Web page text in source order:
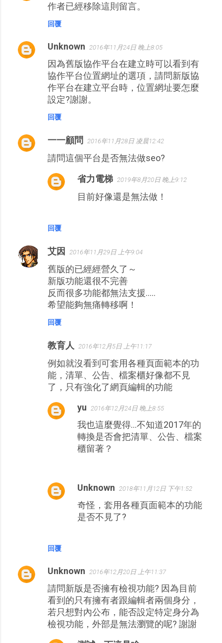
作者已經移除這則留言。
回覆
Unknown 2016年11月24日 晚上8:05
因為舊版協作平台在建立時可以看到有
協作平台位置網址的選項，請問新版協
作平台在建立平台時，位置網址要怎麼
設定?謝謝。
回覆
一一顧問 2016年11月28日 凌晨12:42
請問這個平台是否無法做seo?
回覆
省力電梯 2019年8月20日 晚上9:12
目前好像還是無法做！
艾因 2016年11月29日 上午9:04
舊版的已經經營久了～
新版功能還很不完善
反而很多功能都無法支援.....
希望能夠無痛轉移啊！
回覆
教育人 2016年12月5日 上午11:17
例如就沒看到可套用各種頁面範本的功
能，清單、公告、檔案櫃好像都不見
了，只有強化了網頁編輯的功能
回覆
yu 2016年12月24日 晚上8:55
我也這麼覺得...不知道2017年的
轉換是否會把清單、公告、檔案
櫃留著？
Unknown 2018年11月12日 下午1:52
奇怪，套用各種頁面範本的功能
是否不見了?
Unknown 2016年12月20日 上午11:37
請問新版是否擁有檢視功能? 因為目前
看到的只有擁有者跟編輯者兩個身分，
若只想對內公布，能否設定特定身分為
檢視功能，外部是無法瀏覽的呢? 謝謝